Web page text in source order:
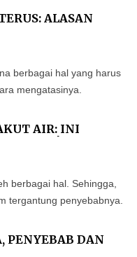
ALASAN
AIR: INI
PENYEBAB DAN